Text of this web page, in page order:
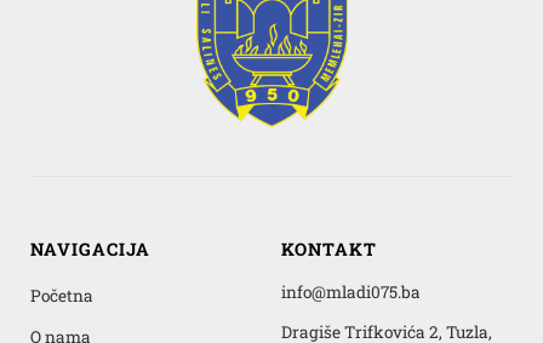
NAVIGACIJA
Početna
O nama
KONTAKT
info@mladi075.ba
Dragiše Trifkovića 2, Tuzla,